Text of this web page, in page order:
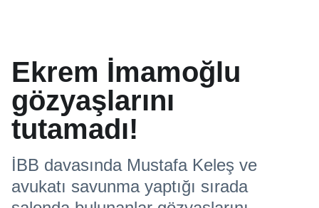
Ekrem İmamoğlu
gözyaşlarını
tutamadı!
İBB davasında Mustafa Keleş ve
avukatı savunma yaptığı sırada